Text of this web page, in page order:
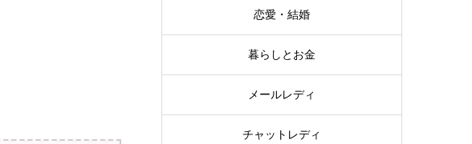
恋愛・結婚
暮らしとお金
メールレディ
チャットレディ